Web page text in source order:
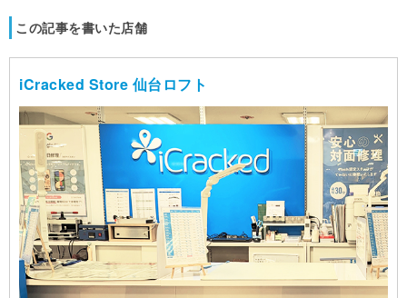
この記事を書いた店舗
iCracked Store 仙台ロフト